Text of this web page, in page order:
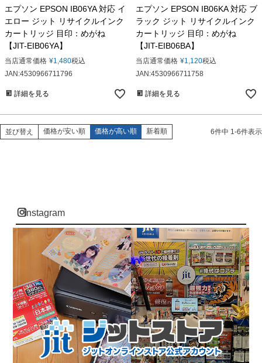
エプソン EPSON IB06YA 対応 イ
エロー ジット リサイクルインク
カートリッジ 目印：めがね
【JIT-EIB06YA】
当店通常価格 ¥1,480税込
JAN:4530966711796
詳細を見る
エプソン EPSON IB06KA 対応 ブ
ラック ジット リサイクルインク
カートリッジ 目印：めがね
【JIT-EIB06BA】
当店通常価格 ¥1,120税込
JAN:4530966711758
詳細を見る
並び替え 価格が安い順 価格が高い順 新着順 6件中 1-6件表示
instagram